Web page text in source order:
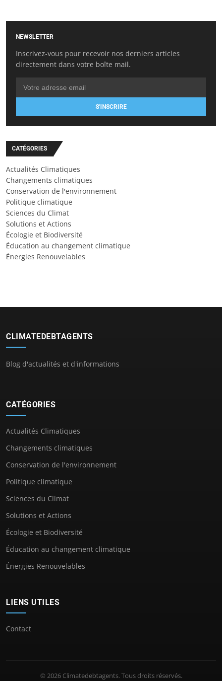
NEWSLETTER
Inscrivez-vous pour recevoir nos derniers articles
directement dans votre boîte mail.
S'INSCRIRE
CATÉGORIES
Actualités Climatiques
Changements climatiques
Conservation de l'environnement
Politique climatique
Sciences du Climat
Solutions et Actions
Écologie et Biodiversité
Éducation au changement climatique
Énergies Renouvelables
CLIMATEDEBTAGENTS
Blog d'actualités et d'informations
CATÉGORIES
Actualités Climatiques
Changements climatiques
Conservation de l'environnement
Politique climatique
Sciences du Climat
Solutions et Actions
Écologie et Biodiversité
Éducation au changement climatique
Énergies Renouvelables
LIENS UTILES
Contact
© 2026 Climatedebtagents. Tous droits réservés.